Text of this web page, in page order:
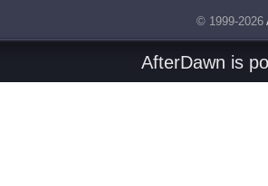
© 1999-2026
AfterDawn is